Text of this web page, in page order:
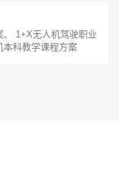
1+X无人机驾驶职业
本科教学课程方案